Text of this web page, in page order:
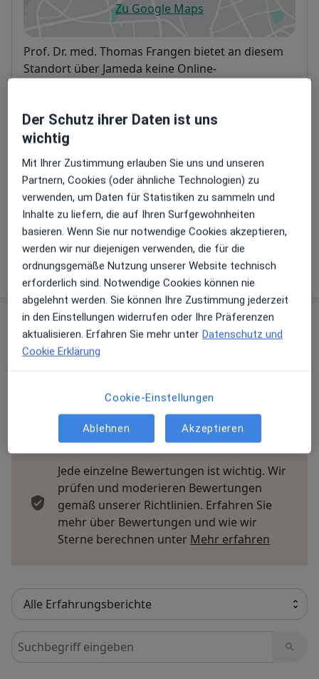
Zu Google Mapsöffnet in einer neuen
Verfügbarkeit
Prof. Dr. med. Thomas Frangen bietet an diesem
Standort über Jameda keine Online-
Zahlungsmodalitäten (private Besuche)
Akzeptierte Versicherungen
Details
Telefonnummer
0211 1...Telefonnummer anzeigen
Mehr Details anzeigen
über die Adresse
Erfahrungen
60 Bewertungen
Jede einzelne Bewertungen ist wichtig. Wir
prüfen und moderieren Bewertungen
gemäß unserer Richtlinien. Erfahren Sie
mehr über Bewertungen und wie wir
Sterne berechnen unter Mehr erfahren
Bewertungen durchsuchen
Der Schutz ihrer Daten ist uns
wichtig
Mit Ihrer Zustimmung erlauben Sie uns und unseren
Partnern, Cookies (oder ähnliche Technologien) zu
verwenden, um Daten für Statistiken zu sammeln und
Inhalte zu liefern, die auf Ihren Surfgewohnheiten
basieren. Wenn Sie nur notwendige Cookies akzeptieren,
werden wir nur diejenigen verwenden, die für die
ordnungsgemäße Nutzung unserer Website technisch
erforderlich sind. Notwendige Cookies können nie
abgelehnt werden. Sie können Ihre Zustimmung jederzeit
in den Einstellungen widerrufen oder Ihre Präferenzen
aktualisieren. Erfahren Sie mehr unter Datenschutz und
Cookie Erklärung
Cookie-Einstellungen
Ablehnen Akzeptieren